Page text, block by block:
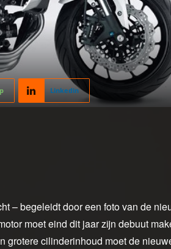
Linkedin
– begeleidt door een foto van de
moet eind dit jaar zijn debuut
grotere cilinderinhoud moet de